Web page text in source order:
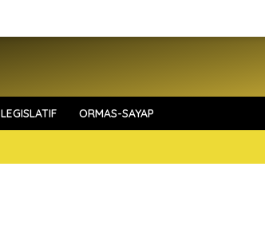
LEGISLATIF ORMAS-SAYAP